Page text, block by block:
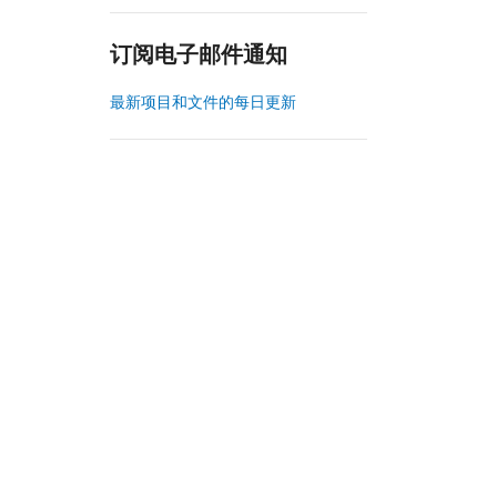
订阅电子邮件通知
最新项目和文件的每日更新